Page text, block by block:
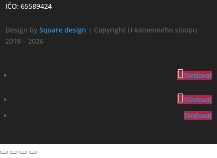
IČO: 65589424
Design bySquare design | Copyright U kamenného sloupu
2019 – 2026
Sledovat
Sledovat
Sledovat